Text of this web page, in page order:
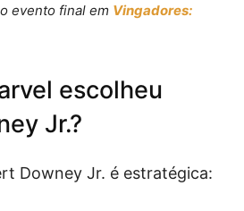
evento final em Vingadores:
escolheu
Jr.?
Downey Jr. é estratégica: